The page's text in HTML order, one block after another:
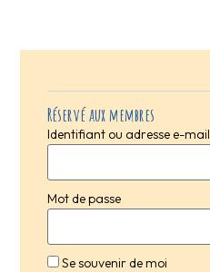
Réservé aux membres
Identifiant ou adresse e-mail
Mot de passe
Se souvenir de moi